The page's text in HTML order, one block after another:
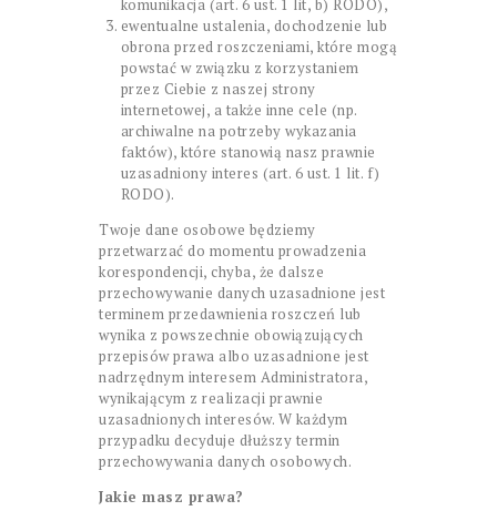
komunikacja (art. 6 ust. 1 lit, b) RODO),
ewentualne ustalenia, dochodzenie lub
obrona przed roszczeniami, które mogą
powstać w związku z korzystaniem
przez Ciebie z naszej strony
internetowej, a także inne cele (np.
archiwalne na potrzeby wykazania
faktów), które stanowią nasz prawnie
uzasadniony interes (art. 6 ust. 1 lit. f)
RODO).
Twoje dane osobowe będziemy
przetwarzać do momentu prowadzenia
korespondencji, chyba, że dalsze
przechowywanie danych uzasadnione jest
terminem przedawnienia roszczeń lub
wynika z powszechnie obowiązujących
przepisów prawa albo uzasadnione jest
nadrzędnym interesem Administratora,
wynikającym z realizacji prawnie
uzasadnionych interesów. W każdym
przypadku decyduje dłuższy termin
przechowywania danych osobowych.
Jakie masz prawa?